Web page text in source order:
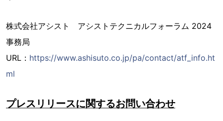
株式会社アシスト アシストテクニカルフォーラム 2024
事務局
URL： https://www.ashisuto.co.jp/pa/contact/atf_info.ht
ml
プレスリリースに関するお問い合わせ